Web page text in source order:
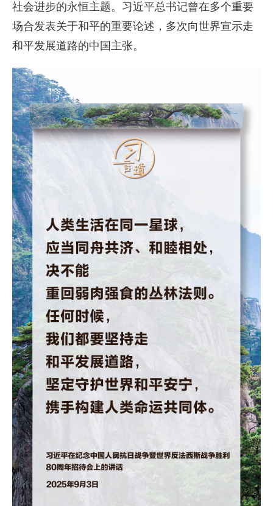
社会进步的永恒主题。习近平总书记曾在多个重要
场合发表关于和平的重要论述，多次向世界宣示走
和平发展道路的中国主张。